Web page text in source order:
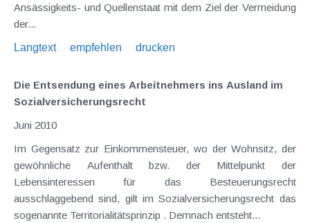
Ansässigkeits- und Quellenstaat mit dem Ziel der Vermeidung
der...
Langtext
empfehlen drucken
Die Entsendung eines Arbeitnehmers ins Ausland im
Sozialversicherungsrecht
Juni 2010
Im Gegensatz zur Einkommensteuer, wo der Wohnsitz, der
gewöhnliche Aufenthalt bzw. der Mittelpunkt der
Lebensinteressen für das Besteuerungsrecht
ausschlaggebend sind, gilt im Sozialversicherungsrecht das
sogenannte Territorialitätsprinzip . Demnach entsteht...